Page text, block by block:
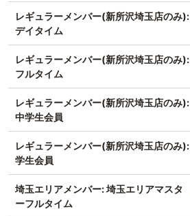
レギュラーメンバー(新所沢埼玉店のみ):
デイタイム
レギュラーメンバー(新所沢埼玉店のみ):
フルタイム
レギュラーメンバー(新所沢埼玉店のみ):
中学生会員
レギュラーメンバー(新所沢埼玉店のみ):
学生会員
埼玉エリアメンバー: 埼玉エリアマスタ
ーフルタイム